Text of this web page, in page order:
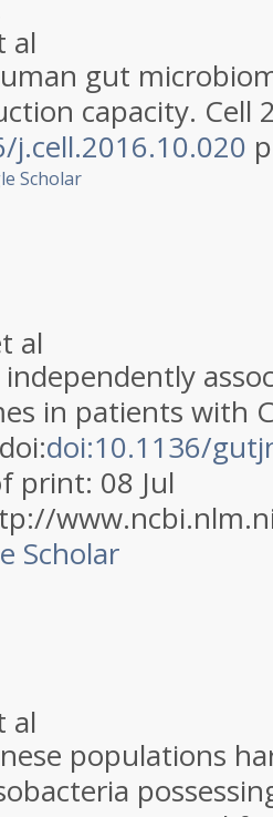
al
gut
capacity. Cell
j.cell.2016.10.020
Scholar
al
in patients with
doi:10.1136/
print: 08 Jul
Scholar
al
populations